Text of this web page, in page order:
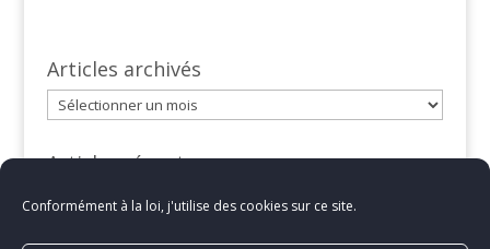
Conformément à la loi, j'utilise des cookies sur ce site.
Articles archivés
Articles
archivés
Articles récents
L’interview Live avec Denis de Bullednature sur
13 février 2025